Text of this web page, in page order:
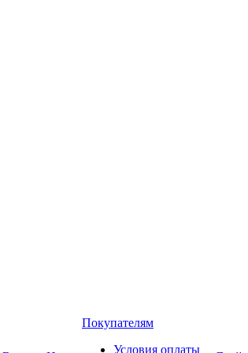
Покупателям
Условия оплаты